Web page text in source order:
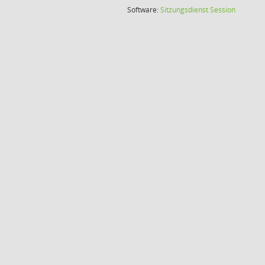
Software:SitzungsdienstSession(Wird in